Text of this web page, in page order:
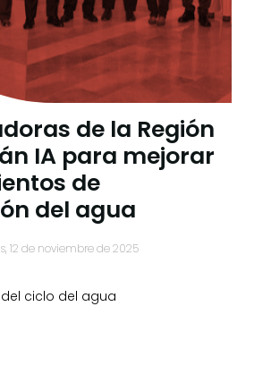
de la Región
IA para mejorar
de
del agua
12 de noviembre de 2025
del ciclo del agua